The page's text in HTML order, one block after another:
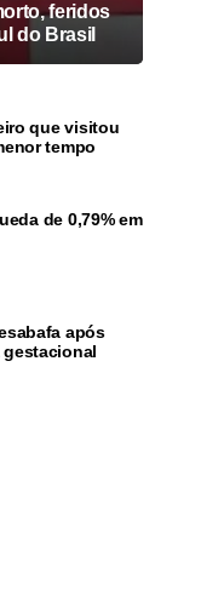
feridos
do Brasil
que visitou
tempo
de 0,79% em
após